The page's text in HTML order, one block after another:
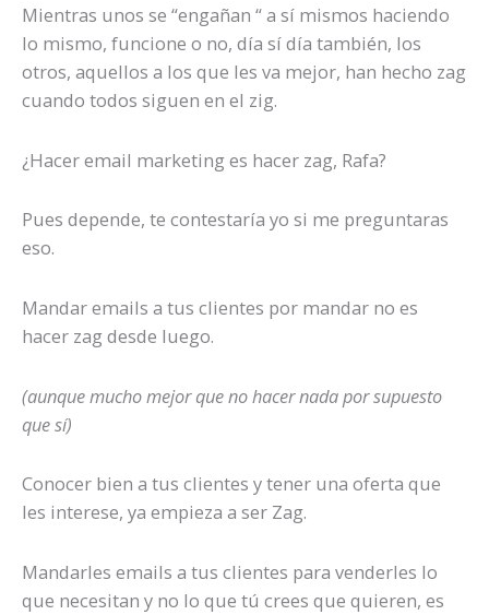
Mientras unos se “engañan “ a sí mismos haciendo
lo mismo, funcione o no, día sí día también, los
otros, aquellos a los que les va mejor, han hecho zag
cuando todos siguen en el zig.
¿Hacer email marketing es hacer zag, Rafa?
Pues depende, te contestaría yo si me preguntaras
eso.
Mandar emails a tus clientes por mandar no es
hacer zag desde luego.
(aunque mucho mejor que no hacer nada por supuesto
que sí)
Conocer bien a tus clientes y tener una oferta que
les interese, ya empieza a ser Zag.
Mandarles emails a tus clientes para venderles lo
que necesitan y no lo que tú crees que quieren, es